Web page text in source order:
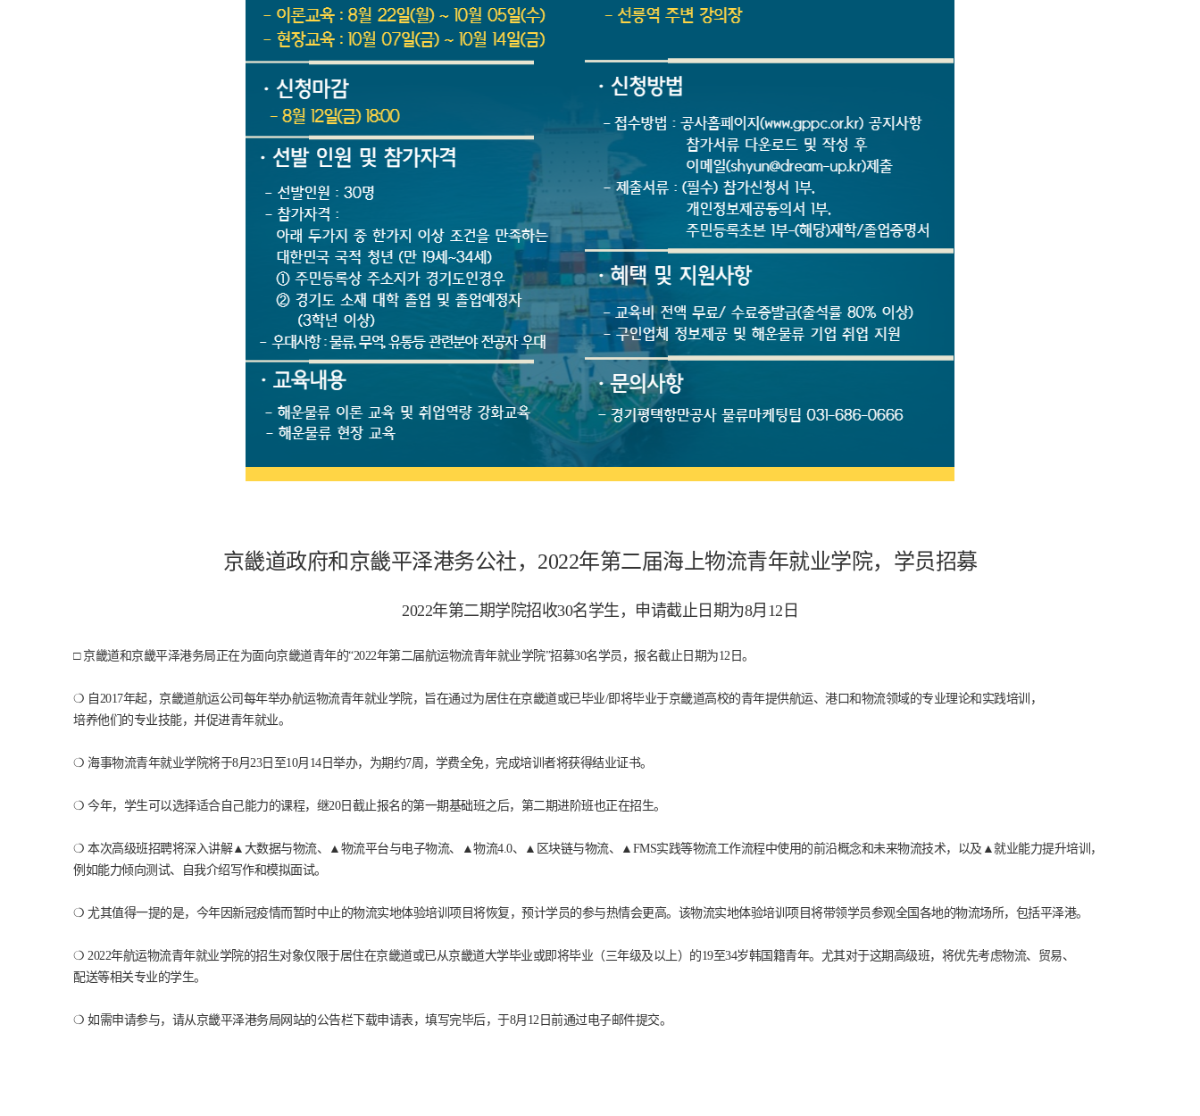
京畿道政府和京畿平泽港务公社，2022年第二届海上物流青年就业学院，学员招募
2022年第二期学院招收30名学生，申请截止日期为8月12日
□ 京畿道和京畿平泽港务局正在为面向京畿道青年的“2022年第二届航运物流青年就业学院”招募30名学员，报名截止日期为12日。
❍ 自2017年起，京畿道航运公司每年举办航运物流青年就业学院，旨在通过为居住在京畿道或已毕业/即将毕业于京畿道高校的青年提供航运、港口和物流领域的专业理论和实践培训，
培养他们的专业技能，并促进青年就业。
❍ 海事物流青年就业学院将于8月23日至10月14日举办，为期约7周，学费全免，完成培训者将获得结业证书。
❍ 今年，学生可以选择适合自己能力的课程，继20日截止报名的第一期基础班之后，第二期进阶班也正在招生。
❍ 本次高级班招聘将深入讲解▲大数据与物流、▲物流平台与电子物流、▲物流4.0、▲区块链与物流、▲FMS实践等物流工作流程中使用的前沿概念和未来物流技术，以及▲就业能力提升培训，
例如能力倾向测试、自我介绍写作和模拟面试。
❍ 尤其值得一提的是，今年因新冠疫情而暂时中止的物流实地体验培训项目将恢复，预计学员的参与热情会更高。该物流实地体验培训项目将带领学员参观全国各地的物流场所，包括平泽港。
❍ 2022年航运物流青年就业学院的招生对象仅限于居住在京畿道或已从京畿道大学毕业或即将毕业（三年级及以上）的19至34岁韩国籍青年。尤其对于这期高级班，将优先考虑物流、贸易、
配送等相关专业的学生。
❍ 如需申请参与，请从京畿平泽港务局网站的公告栏下载申请表，填写完毕后，于8月12日前通过电子邮件提交。